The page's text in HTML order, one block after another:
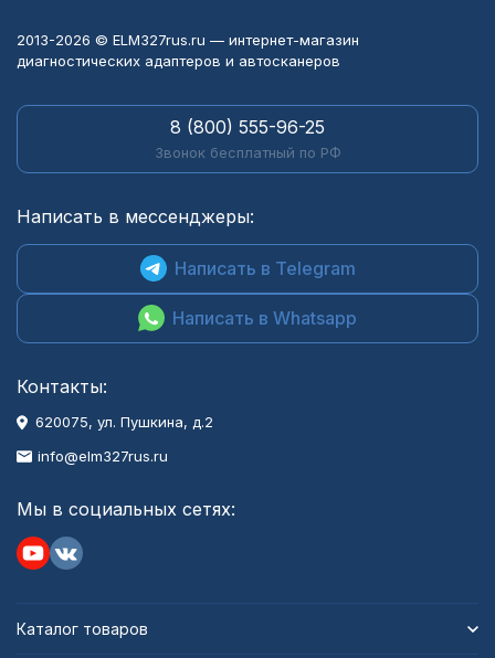
2013-2026 © ELM327rus.ru — интернет-магазин
диагностических адаптеров и автосканеров
8 (800) 555-96-25
Звонок бесплатный по РФ
Написать в мессенджеры:
Написать в Telegram
Написать в Whatsapp
Контакты:
620075, ул. Пушкина, д.2
info@elm327rus.ru
Мы в социальных сетях:
Каталог товаров